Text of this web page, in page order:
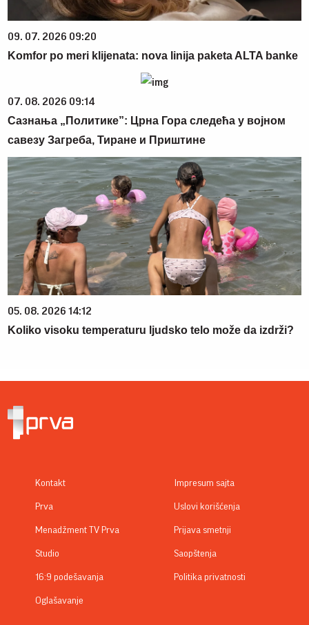
09. 07. 2026 09:20
Komfor po meri klijenata: nova linija paketa ALTA banke
07. 08. 2026 09:14
Сазнања „Политике”: Црна Гора следећа у војном
савезу Загреба, Тиране и Приштине
05. 08. 2026 14:12
Koliko visoku temperaturu ljudsko telo može da izdrži?
Kontakt
Prva
Menadžment TV Prva
Studio
16:9 podešavanja
Oglašavanje
Impresum sajta
Uslovi korišćenja
Prijava smetnji
Saopštenja
Politika privatnosti